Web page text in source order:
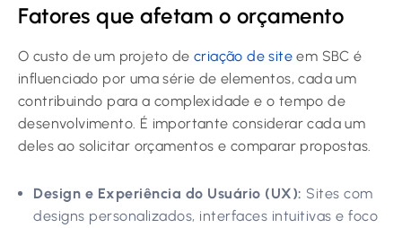
Fatores que afetam o orçamento
O custo de um projeto de criação de site em SBC é
influenciado por uma série de elementos, cada um
contribuindo para a complexidade e o tempo de
desenvolvimento. É importante considerar cada um
deles ao solicitar orçamentos e comparar propostas.
Design e Experiência do Usuário (UX): Sites com
designs personalizados, interfaces intuitivas e foco